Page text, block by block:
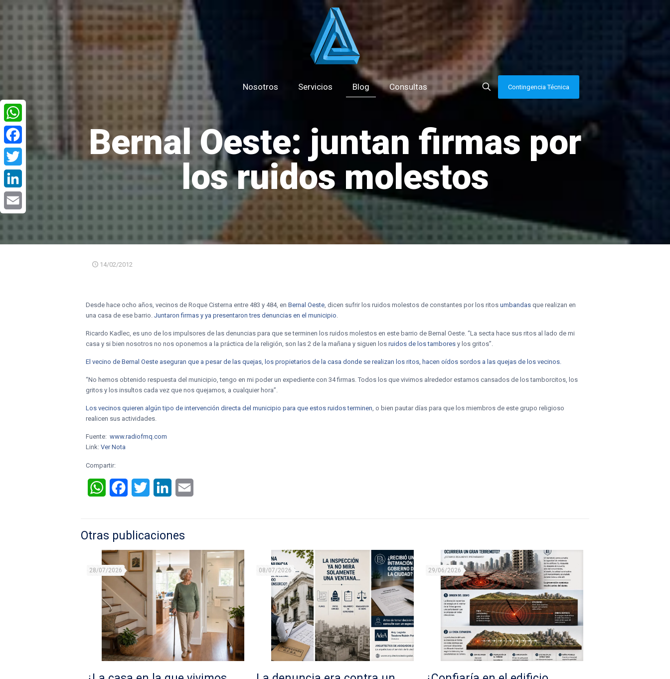
Nosotros Servicios Blog Consultas Contingencia Técnica
Bernal Oeste: juntan firmas por
los ruidos molestos
14/02/2012
Desde hace ocho años, vecinos de Roque Cisterna entre 483 y 484, enBernal Oeste, dicen sufrir los ruidos molestos de constantes por los ritosumbandas que realizan en
una casa de ese barrio.Juntaron firmas y ya presentaron tres denuncias en el municipio.
Ricardo Kadlec, es uno de los impulsores de las denuncias para que se terminen los ruidos molestos en este barrio de Bernal Oeste. “La secta hace sus ritos al lado de mi
casa y si bien nosotros no nos oponemos a la práctica de la religión, son las 2 de la mañana y siguen losruidos de los tambores y los gritos”.
El vecino de Bernal Oeste aseguran que a pesar de las quejas, los propietarios de la casa donde se realizan los ritos, hacen oídos sordos a las quejas de los vecinos.
“No hemos obtenido respuesta del municipio, tengo en mi poder un expediente con 34 firmas. Todos los que vivimos alrededor estamos cansados de los tamborcitos, los
gritos y los insultos cada vez que nos quejamos, a cualquier hora”.
Los vecinos quieren algún tipo de intervención directa del municipio para que estos ruidos terminen, o bien pautar días para que los miembros de este grupo religioso
realicen sus actividades.
Fuente:www.radiofmq.com
Link:Ver Nota
Compartir:
WhatsAppFacebookTwitter LinkedIn
Otras publicaciones
28/07/2026 08/07/2026 29/06/2026
WhatsApp
Facebook
Twitter
LinkedIn